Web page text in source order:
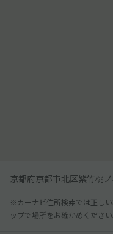
京都府京都市北区紫竹桃
※カーナビ住所検索では正し
ップで場所をお確かめください